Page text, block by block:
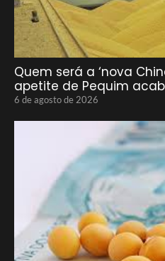
Quem será a ‘nova
apetite de Pequim
6 de agosto de 2026